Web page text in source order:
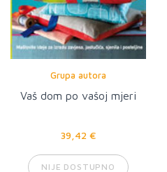
Grupa autora
Vaš dom po vašoj mjeri
39,42 €
NIJE DOSTUPNO